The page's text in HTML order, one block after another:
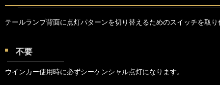
テールランプ背面に点灯パターンを切り替えるためのスイッチを取り
不要
ウインカー使用時に必ずシーケンシャル点灯になります。